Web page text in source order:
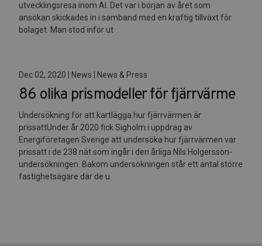
utvecklingsresa inom AI. Det var i början av året som
ansökan skickades in i samband med en kraftig tillväxt för
bolaget. Man stod inför ut
Dec 02, 2020 | News | News & Press
86 olika prismodeller för fjärrvärme
Undersökning för att kartlägga hur fjärrvärmen är
prissattUnder år 2020 fick Sigholm i uppdrag av
Energiföretagen Sverige att undersöka hur fjärrvärmen var
prissatt i de 238 nät som ingår i den årliga Nils Holgersson-
undersökningen. Bakom undersökningen står ett antal större
fastighetsägare där de u